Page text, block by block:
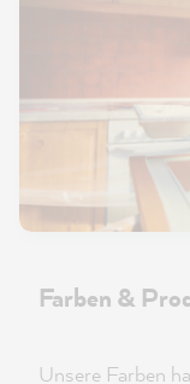
Farben &
Unsere Farben